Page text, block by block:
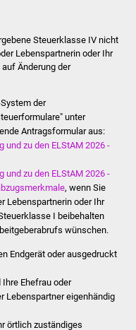
Steuerklasse IV nicht
Lebenspartnerin oder Ihr
Änderung der
der
unter
Antragsformular aus:
und zu den ELStAM 2026 -
und zu den ELStAM 2026 -
, wenn Sie
Lebenspartnerin oder Ihr
I beibehalten
wünschen.
Endgerät oder ausgedruckt
Ehefrau oder
Lebenspartner eigenhändig
örtlich zuständiges